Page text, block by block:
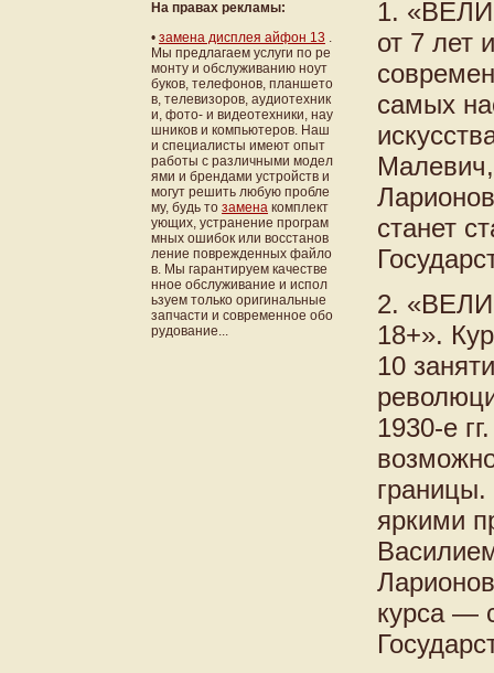
На правах рекламы:
• замена дисплея айфон 13
Мы предлагаем услуги по ре
монту и обслуживанию ноут
буков, телефонов, планшето
в, телевизоров, аудиотехник
и, фото- и видеотехники, нау
шников и компьютеров. Наш
и специалисты имеют опыт
работы с различными модел
ями и брендами устройств и
могут решить любую пробле
му, будь то замена комплект
ующих, устранение програм
мных ошибок или восстанов
ление поврежденных файло
в. Мы гарантируем качестве
нное обслуживание и испол
ьзуем только оригинальные
запчасти и современное обо
рудование...
1.
от 7 лет
самых
станет
2.
18+».
10
1930-е
границы.
яркими
курса —